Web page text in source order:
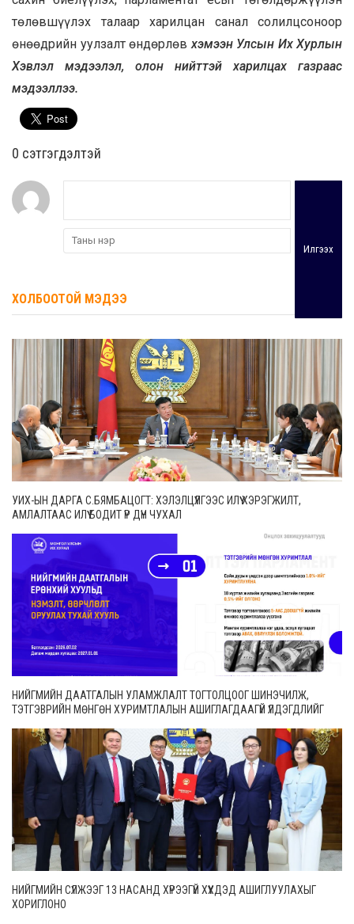
төлөвшүүлэх талаар харилцан санал солилцсоноор
өнөөдрийн уулзалт өндөрлөв хэмээн Улсын Их Хурлын
Хэвлэл мэдээлэл, олон нийттэй харилцах газраас
мэдээллээ.
0 cэтгэгдэлтэй
Илгээх
ХОЛБООТОЙ МЭДЭЭ
УИХ-ЫН ДАРГА С.БЯМБАЦОГТ: ХЭЛЭЛЦҮҮЛГЭЭС ИЛҮҮ ХЭРЭГЖИЛТ,
АМЛАЛТААС ИЛҮҮ БОДИТ ҮР ДҮН ЧУХАЛ
НИЙГМИЙН ДААТГАЛЫН УЛАМЖЛАЛТ ТОГТОЛЦООГ ШИНЭЧИЛЖ,
ТЭТГЭВРИЙН МӨНГӨН ХУРИМТЛАЛЫН АШИГЛАГДААГҮЙ ҮЛДЭГДЛИЙГ
НИЙГМИЙН СҮЛЖЭЭГ 13 НАСАНД ХҮРЭЭГҮЙ ХҮҮХДЭД АШИГЛУУЛАХЫГ
ХОРИГЛОНО